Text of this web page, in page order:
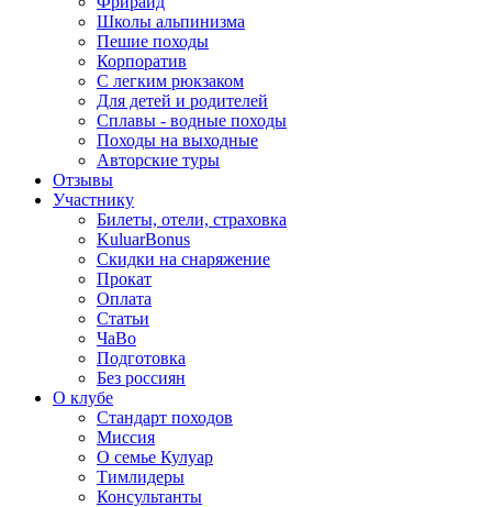
Школы альпинизма
Пешие походы
Корпоратив
С легким рюкзаком
Для детей и родителей
Сплавы - водные походы
Походы на выходные
Авторские туры
Отзывы
Участнику
Билеты, отели, страховка
KuluarBonus
Скидки на снаряжение
Прокат
Оплата
Статьи
ЧаВо
Подготовка
Без россиян
О клубе
Стандарт походов
Миссия
О семье Кулуар
Тимлидеры
Консультанты